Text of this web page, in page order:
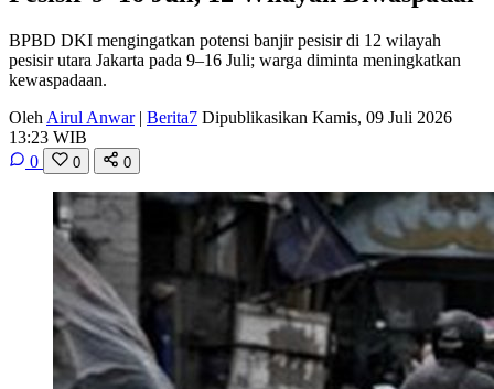
BPBD DKI mengingatkan potensi banjir pesisir di 12 wilayah
pesisir utara Jakarta pada 9–16 Juli; warga diminta meningkatkan
kewaspadaan.
Oleh Airul Anwar | Berita7 Dipublikasikan Kamis, 09 Juli 2026
13:23 WIB
0
0 0